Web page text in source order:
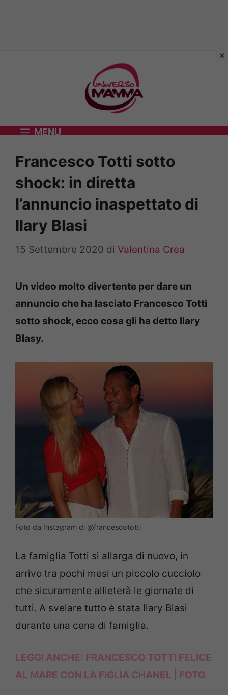
MENU
Francesco Totti sotto
shock: in diretta
l’annuncio inaspettato di
Ilary Blasi
15 Settembre 2020 di Valentina Crea
Un video molto divertente per dare un
annuncio che ha lasciato Francesco Totti
sotto shock, ecco cosa gli ha detto Ilary
Blasy.
Foto da Instagram di @francescototti
La famiglia Totti si allarga di nuovo, in
arrivo tra pochi mesi un piccolo cucciolo
che sicuramente allieterà le giornate di
tutti. A svelare tutto è stata Ilary Blasi
durante una cena di famiglia.
LEGGI ANCHE: FRANCESCO TOTTI FELICE
AL MARE CON LA FIGLIA CHANEL | FOTO